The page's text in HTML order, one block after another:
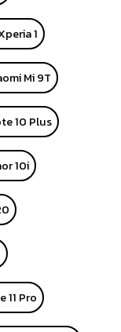
1
Mi 9T
10 Plus
10i
11 Pro